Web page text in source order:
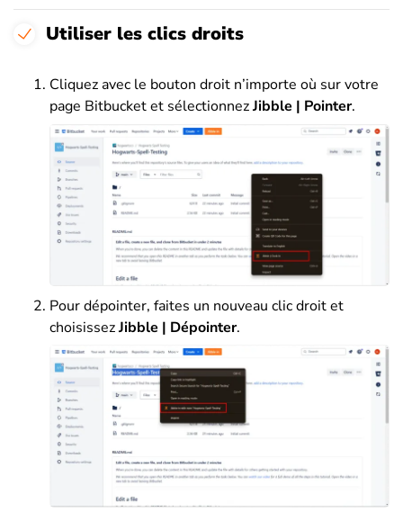
Utiliser les clics droits
Cliquez avec le bouton droit n’importe où sur votre
page Bitbucket et sélectionnezJibble | Pointer.
Pour dépointer, faites un nouveau clic droit et
choisissezJibble | Dépointer.